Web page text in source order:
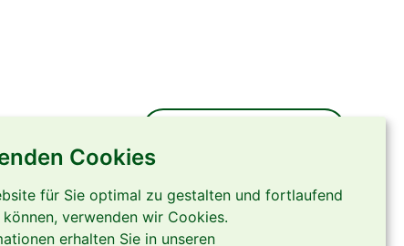
Cookies
für Sie optimal zu gestalten und fortlaufend
verwenden wir Cookies.
erhalten Sie in unseren